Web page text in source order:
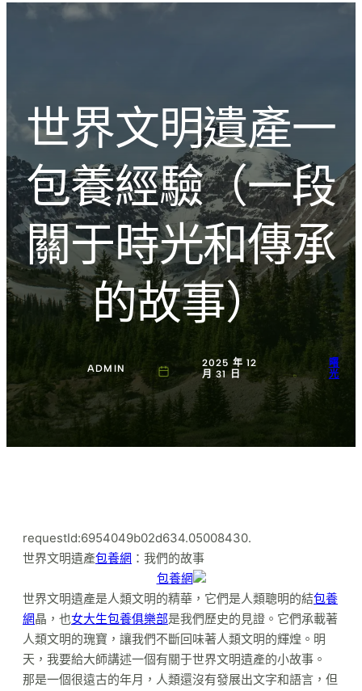
Introducing the Savara collection of luxury resorts
世界文明遺產一
包養經驗（一段
關于時光和傳承
的故事）
ADMIN
2025 年 12
月 31 日
曙
光
requestId:6954049b02d634.05008430.
世界文明遺產包養網 ：我們的故事
包養網
世界文明遺產是人類文明的精華，它們是人類聰明的結包養
網晶，也女大生包養俱樂部是我們歷史的見證。它們承載著
人類文明的瑰寶，讓我們不斷回味著人類文明的輝煌。明
天，我要給大師講述一個有關于世界文明遺產的小故事。
那是一個很遠古的年月，人類還沒有發展出文字和語言，但